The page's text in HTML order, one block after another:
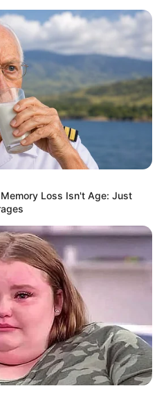
Loss Isn't Age: Just